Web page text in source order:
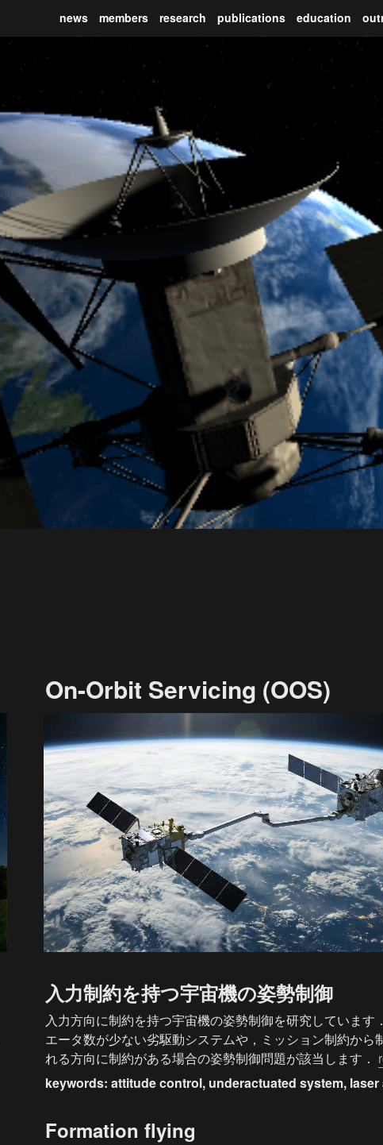
news members research publications education
On-Orbit Servicing (OOS)
入力制約を持つ宇宙機の姿勢制御
入力方向に制約を持つ宇宙機の姿勢制御を研究しています
エータ数が少ない劣駆動システムや，ミッション制約から
れる方向に制約がある場合の姿勢制御問題が該当します．
keywords: attitude control, underactuated system, laser
Formation flying